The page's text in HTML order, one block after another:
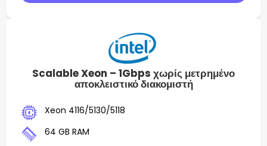
Scalable Xeon – 1Gbps χωρίς μετρημένο
αποκλειστικό διακομιστή
Xeon 4116/5130/5118
64 GB RAM